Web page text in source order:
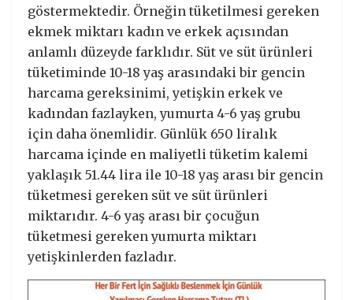
göstermektedir. Örneğin tüketilmesi gereken
ekmek miktarı kadın ve erkek açısından
anlamlı düzeyde farklıdır. Süt ve süt ürünleri
tüketiminde 10-18 yaş arasındaki bir gencin
harcama gereksinimi, yetişkin erkek ve
kadından fazlayken, yumurta 4-6 yaş grubu
için daha önemlidir. Günlük 650 liralık
harcama içinde en maliyetli tüketim kalemi
yaklaşık 51.44 lira ile 10-18 yaş arası bir gencin
tüketmesi gereken süt ve süt ürünleri
miktarıdır. 4-6 yaş arası bir çocuğun
tüketmesi gereken yumurta miktarı
yetişkinlerden fazladır.